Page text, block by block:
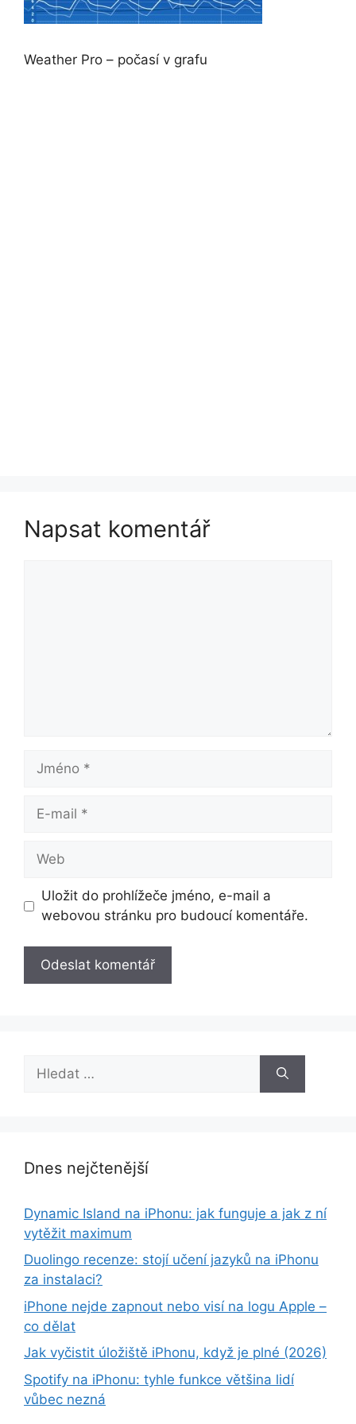
Weather Pro – počasí v grafu
Napsat komentář
Jméno
Web
Uložit do prohlížeče jméno, e-mail a
webovou stránku pro budoucí komentáře.
Dnes nejčtenější
Dynamic Island na iPhonu: jak funguje a jak z ní
vytěžit maximum
Duolingo recenze: stojí učení jazyků na iPhonu
za instalaci?
iPhone nejde zapnout nebo visí na logu Apple –
co dělat
Jak vyčistit úložiště iPhonu, když je plné (2026)
Spotify na iPhonu: tyhle funkce většina lidí
vůbec nezná